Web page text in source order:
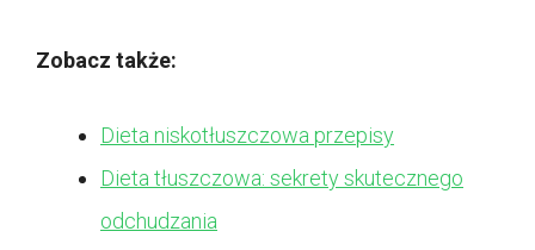
Zobacz także:
Dieta niskotłuszczowa przepisy
Dieta tłuszczowa: sekrety skutecznego
odchudzania